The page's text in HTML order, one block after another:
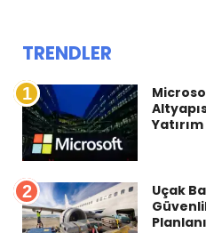
TRENDLER
1
Yatırım
2
Uçak